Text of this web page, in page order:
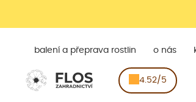
balení a přeprava rostlin o nás
4.52/5